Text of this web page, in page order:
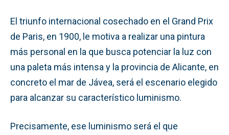
El triunfo internacional cosechado en el Grand Prix
de Paris, en 1900, le motiva a realizar una pintura
más personal en la que busca potenciar la luz con
una paleta más intensa y la provincia de Alicante, en
concreto el mar de Jávea, será el escenario elegido
para alcanzar su característico luminismo.
Precisamente, ese luminismo será el que